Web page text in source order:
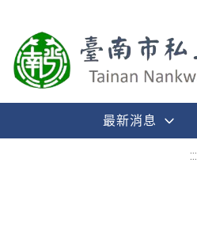
最新消息
:::